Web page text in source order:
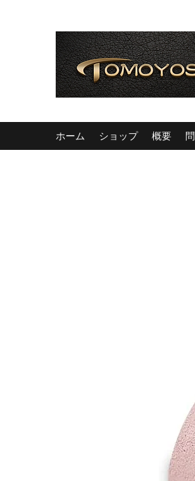
ホーム ショップ 概要